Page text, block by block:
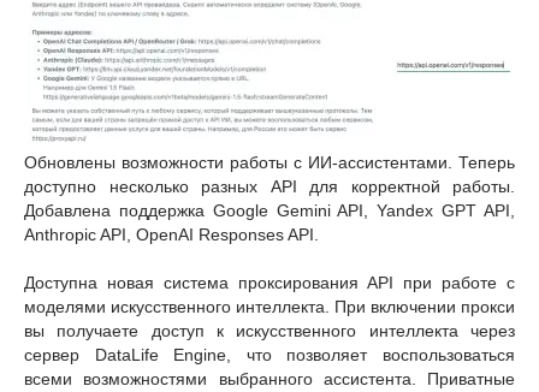
Обновлены возможности работы с ИИ-ассистентами. Теперь
доступно несколько разных API для корректной работы.
Добавлена поддержка Google Gemini API, Yandex GPT API,
Anthropic API, OpenAI Responses API.
Доступна новая система проксирования API при работе с
моделями искусственного интеллекта. При включении прокси
вы получаете доступ к искусственного интеллекта через
сервер DataLife Engine, что позволяет воспользоваться
всеми возможностями выбранного ассистента. Приватные